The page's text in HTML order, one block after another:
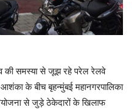
समस्या से जूझ रहे परेल रेलवे
के बीच बृहन्मुंबई महानगरपालिका
से जुड़े ठेकेदारों के खिलाफ